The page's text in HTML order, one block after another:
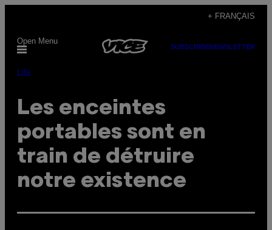
content
+ FRANÇAIS
Open Menu
SUBSCRIBENEWSLETTER
Life
Les enceintes
portables sont en
train de détruire
notre existence